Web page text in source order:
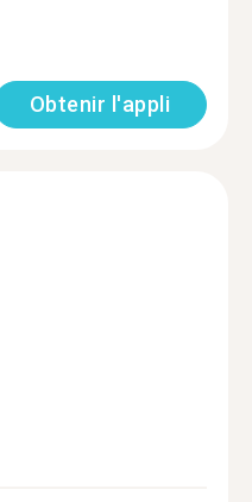
Obtenir l'appli